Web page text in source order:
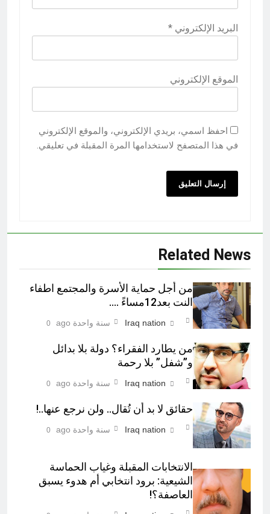
البريد الإلكتروني *
الموقع الإلكتروني
احفظ اسمي، بريدي الإلكتروني، والموقع الإلكتروني
في هذا المتصفح لاستخدامها المرة المقبلة في تعليقي.
Related News
من أجل حماية الأسرة والمجتمع اطفاء
النت بعد12مساءً ….
Iraq nation سنة واحدة ago 0
من يطارد الفقراء؟ دولة بلا بدائل
و”شفل” بلا رحمة
Iraq nation سنة واحدة ago 0
حقائق لا بد أن تُقال.. ولن نرجع عنها..!
Iraq nation سنة واحدة ago 0
الانتخابات المقبلة وغياب الحماسة
الشيعية: برود انتخابي أم هدوء يسبق
العاصفة؟!